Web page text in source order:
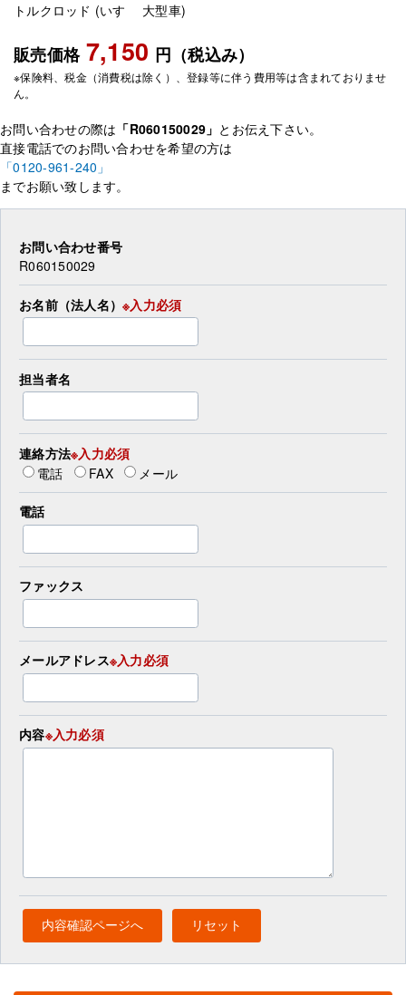
トルクロッド (いすゞ 大型車)
販売価格 7,150 円（税込み）
※保険料、税金（消費税は除く）、登録等に伴う費用等は含まれておりませ
ん。
お問い合わせの際は 「R060150029」 とお伝え下さい。
直接電話でのお問い合わせを希望の方は
「0120-961-240」
までお願い致します。
お問い合わせ番号
R060150029
お名前（法人名） ※入力必須
担当者名
連絡方法※入力必須
電話
FAX メール
電話
ファックス
メールアドレス※入力必須
内容※入力必須